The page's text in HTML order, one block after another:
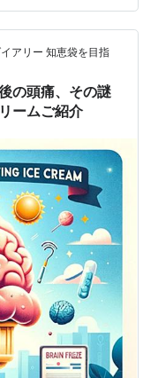
は信じられないく
んです。 そのひと
とアイスクリーム
アリー 知恵袋を目指
の頭痛、その謎
ームご紹介